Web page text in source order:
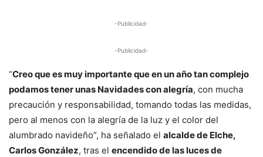
-Publicidad-
-Publicidad-
“Creo que es muy importante que en un año tan complejo
podamos tener unas Navidades con alegría, con mucha
precaución y responsabilidad, tomando todas las medidas,
pero al menos con la alegría de la luz y el color del
alumbrado navideño”, ha señalado el alcalde de Elche,
Carlos González, tras el encendido de las luces de